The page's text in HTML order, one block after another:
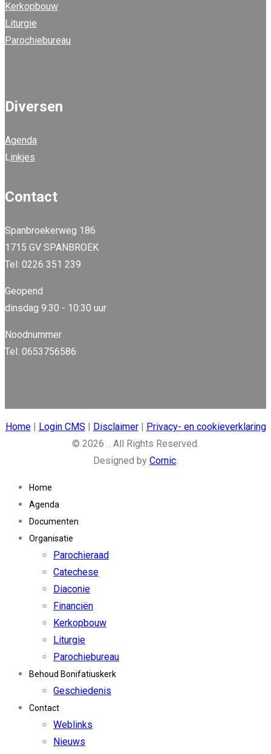
Kerkopbouw
Liturgie
Parochiebureau
Diversen
Agenda
Linkjes
Contact
Spanbroekerweg 186
1715 GV SPANBROEK
Tel: 0226 351 239
Geopend
dinsdag 9:30 - 10:30 uur
Noodnummer
Tel: 0653756586
Home| Login CMS | Disclaimer| Privacy- en cookieverklaring
© 2026 . All Rights Reserved.
Designed by Cornic.
Home
Agenda
Documenten
Organisatie
Parochieraad
Catechese
Diaconie
Financiën
Kerkopbouw
Liturgie
Parochiebureau
Behoud Bonifatiuskerk
Geschiedenis
Contact
Weblinks
Nieuws